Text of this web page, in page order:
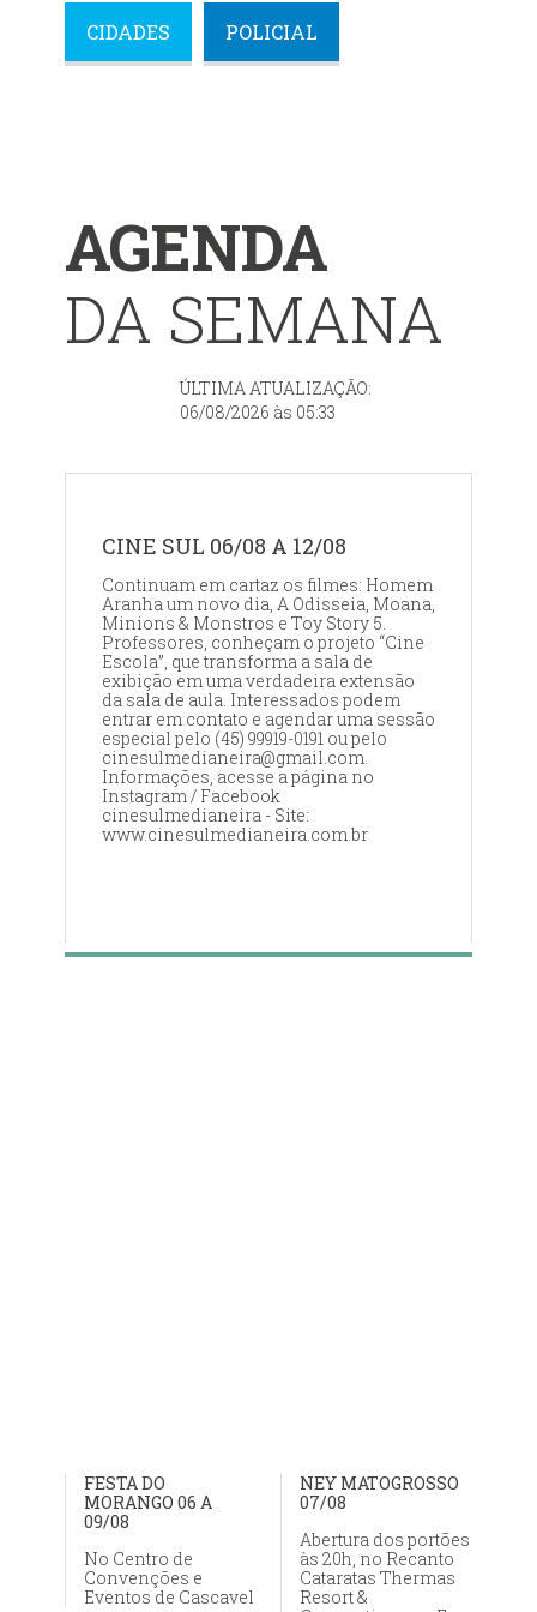
CIDADES POLICIAL
AGENDA
DA SEMANA
ÚLTIMA ATUALIZAÇÃO:
06/08/2026 às 05:33
CINE SUL 06/08 A 12/08
Continuam em cartaz os filmes: Homem
Aranha um novo dia, A Odisseia, Moana,
Minions & Monstros e Toy Story 5.
Professores, conheçam o projeto “Cine
Escola”, que transforma a sala de
exibição em uma verdadeira extensão
da sala de aula. Interessados podem
entrar em contato e agendar uma sessão
especial pelo (45) 99919-0191 ou pelo
cinesulmedianeira@gmail.com.
Informações, acesse a página no
Instagram / Facebook
cinesulmedianeira - Site:
www.cinesulmedianeira.com.br
FESTA DO
MORANGO 06 A
09/08
No Centro de
Convenções e
Eventos de Cascavel
NEY MATOGROSSO
07/08
Abertura dos portões
às 20h, no Recanto
Cataratas Thermas
Resort &